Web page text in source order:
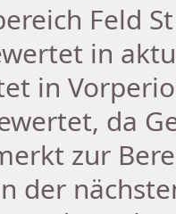
Feld
in
in
da
zur
der